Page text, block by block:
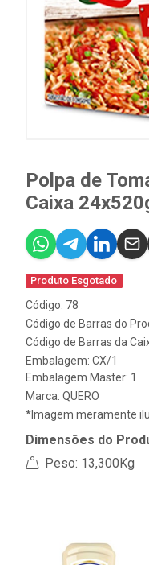
Polpa de
Caixa
Produto Esgotado
Código: 78
Código de Barras do
Código de Barras da
Embalagem: CX/1
Embalagem Master: 1
Marca: QUERO
*Imagem meramente
Dimensões do
Peso: 13,300Kg